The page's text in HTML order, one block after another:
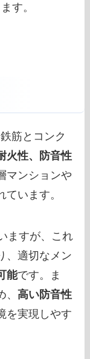
す。
筋とコンク
火性、防音性
マンションや
います。
ますが、これ
、適切なメン
能です。ま
、高い防音性
を実現しやす